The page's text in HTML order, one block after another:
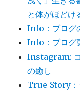
と体がほどけ
Info：ブログ
Info：ブログ
Instagram:
の癒し
True-Story：